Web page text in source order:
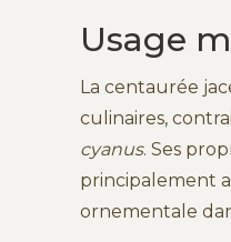
Usage
La centaurée
culinaires,
cyanus. Ses
principalement
ornementale